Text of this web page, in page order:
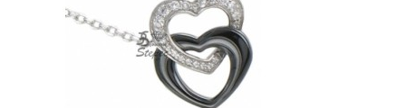
BAGUES
BOUCLES D'OREILLES